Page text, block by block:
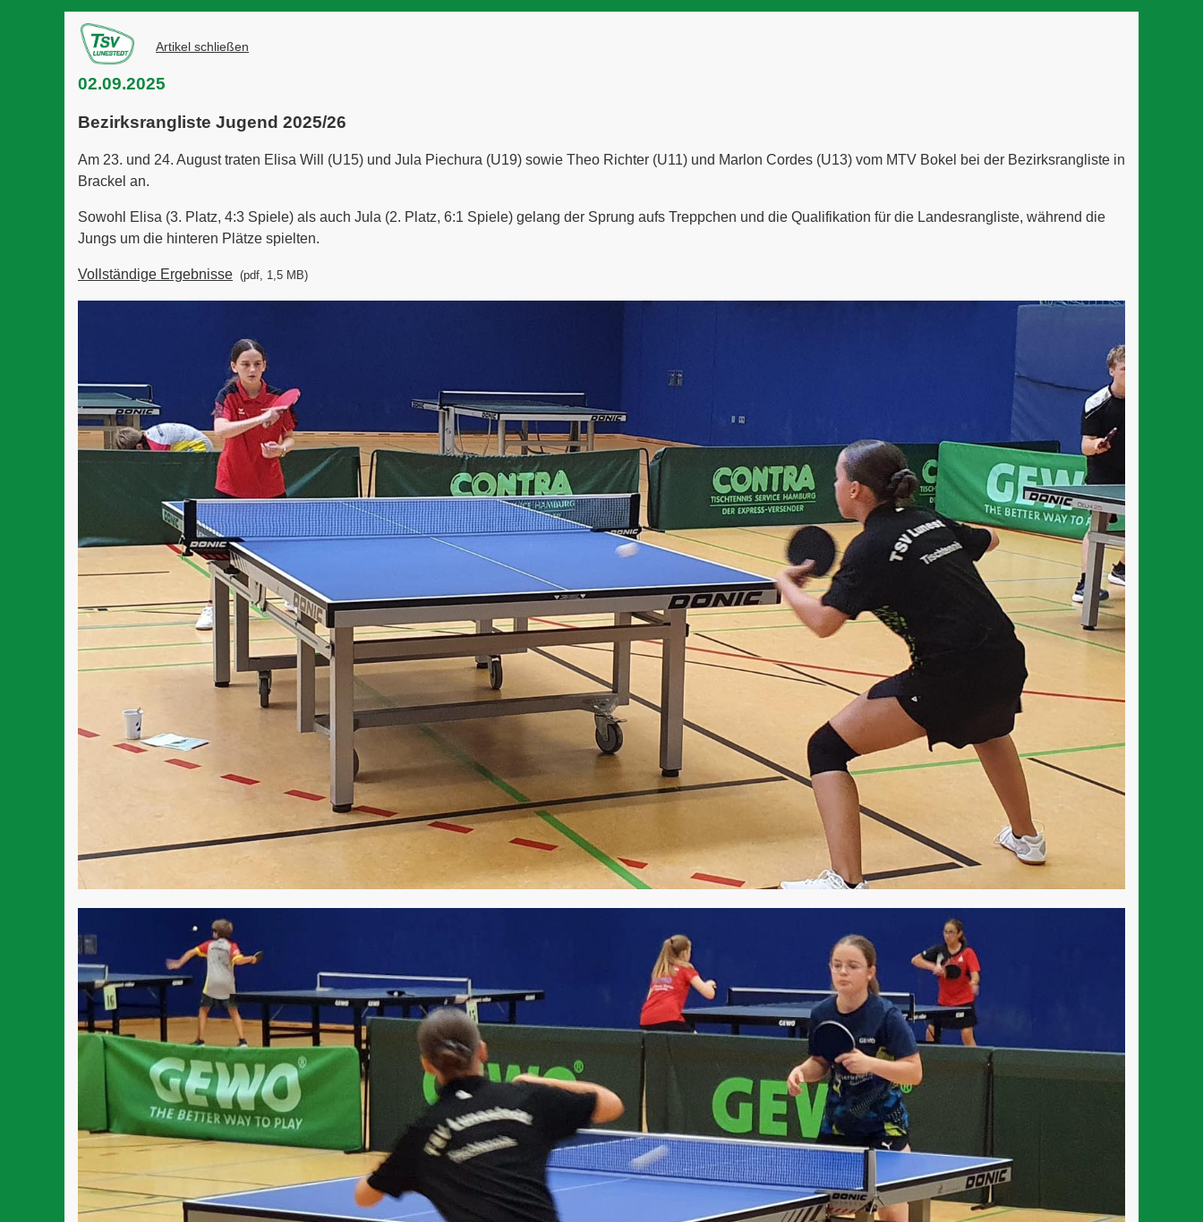
Artikel schließen
02.09.2025
Bezirksrangliste Jugend 2025/26
Am 23. und 24. August traten Elisa Will (U15) und Jula Piechura (U19) sowie Theo Richter (U11) und Marlon Cordes (U13) vom MTV Bokel bei der Bezirksrangliste in
Brackel an.
Sowohl Elisa (3. Platz, 4:3 Spiele) als auch Jula (2. Platz, 6:1 Spiele) gelang der Sprung aufs Treppchen und die Qualifikation für die Landesrangliste, während die
Jungs um die hinteren Plätze spielten.
Vollständige Ergebnisse (pdf, 1,5 MB)